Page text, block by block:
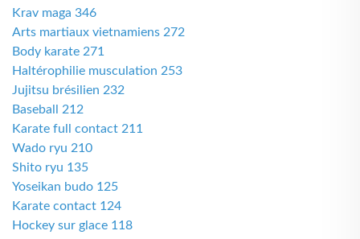
Krav maga 346
Arts martiaux vietnamiens 272
Body karate 271
Haltérophilie musculation 253
Jujitsu brésilien 232
Baseball 212
Karate full contact 211
Wado ryu 210
Shito ryu 135
Yoseikan budo 125
Karate contact 124
Hockey sur glace 118